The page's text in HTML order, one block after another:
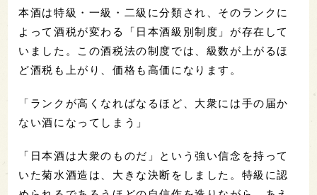
本酒は特級・一級・二級に分類され、そのランクに
よって酒税が変わる「日本酒級別制度」が存在して
いました。この酒税法の制度では、級数が上がるほ
ど酒税も上がり、価格も高価になります。
「ランクが高くなればなるほど、大衆には手の届か
ない酒になってしまう」
「日本酒は大衆のものだ」という強い信念を持って
いた菊水酒造は、大きな決断をしました。特級に認